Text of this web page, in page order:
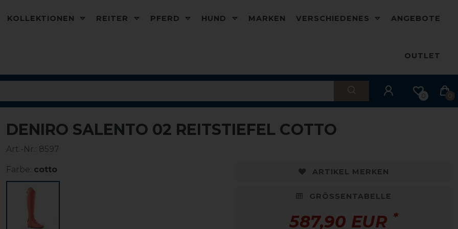
KOLLEKTIONEN REITER PFERD HUND MARKEN VERSCHIEDENES ANGEBOTE
OUTLET
0 0
DENIRO SALENTO 02 REITSTIEFEL COTTO
Art.-Nr.: 8597
Farbe: cotto ARTIKEL MERKEN
GRÖSSENTABELLE
587,90 EUR *